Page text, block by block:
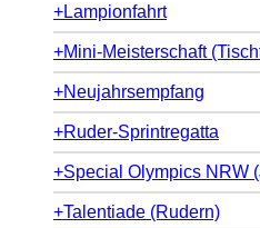
+Lampionfahrt
+Mini-Meisterschaft
+Neujahrsempfang
+Ruder-Sprintregatta
+Special Olympics NRW
+Talentiade (Rudern)